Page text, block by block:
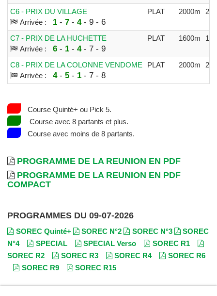
C6 - PRIX DU VILLAGE
Arrivée :
1 - 7- 4- 9 - 6
PLAT 2000m
C7 - PRIX DE LA HUCHETTE
Arrivée :
6- 1 - 4- 7 - 9
PLAT 1600m
C8 - PRIX DE LA COLONNE VENDOME
Arrivée :
4- 5- 1 - 7 - 8
PLAT 2000m
Course Quinté+ ou Pick 5.
Course avec 8 partants et plus.
Course avec moins de 8 partants.
PROGRAMME DE LA REUNION EN PDF
PROGRAMME DE LA REUNION EN PDF
COMPACT
PROGRAMMES DU 09-07-2026
SOREC Quinté+ SOREC N°2 SOREC N°3
SOREC
N°4
SPECIAL SPECIAL Verso
SOREC R1
SOREC R2
SOREC R3 SOREC R4
SOREC R6
SOREC R9
SOREC R15